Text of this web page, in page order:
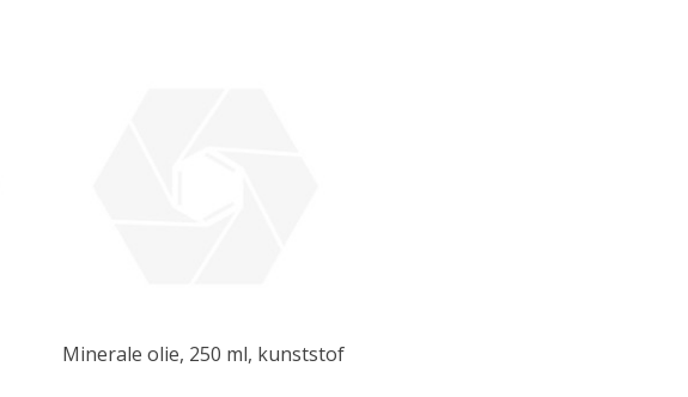
Minerale olie, 250 ml, kunststof